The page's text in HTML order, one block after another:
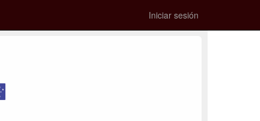
Iniciar sesión